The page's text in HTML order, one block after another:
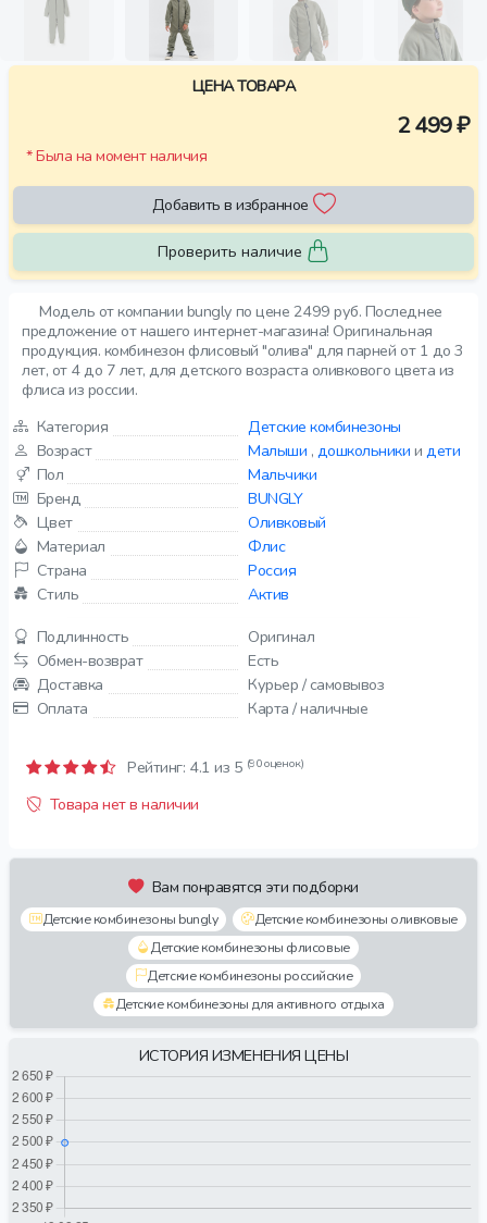
Модель от компании bungly по цене 2499 руб. Последнее
предложение от нашего интернет-магазина! Оригинальная
продукция. комбинезон флисовый "олива" для парней от 1 до 3
лет, от 4 до 7 лет, для детского возраста оливкового цвета из
флиса из россии.
Категория
Детские комбинезоны
Возраст
Малыши , дошкольники и дети
Пол
Мальчики
Бренд
BUNGLY
Цвет
Оливковый
Материал
Флис
Страна
Россия
Стиль
Актив
Подлинность
Оригинал
Обмен-возврат
Есть
Доставка
Курьер / самовывоз
Оплата
Карта / наличные
Рейтинг: 4.1 из 5 (90 оценок)
Товара нет в наличии
Вам понравятся эти подборки
Детские комбинезоны bungly
Детские комбинезоны оливковые
Детские комбинезоны флисовые
Детские комбинезоны российские
Детские комбинезоны для активного отдыха
ИСТОРИЯ ИЗМЕНЕНИЯ ЦЕНЫ
ЦЕНА ТОВАРА
2 499 ₽
* Была на момент наличия
Добавить в избранное
Проверить наличие